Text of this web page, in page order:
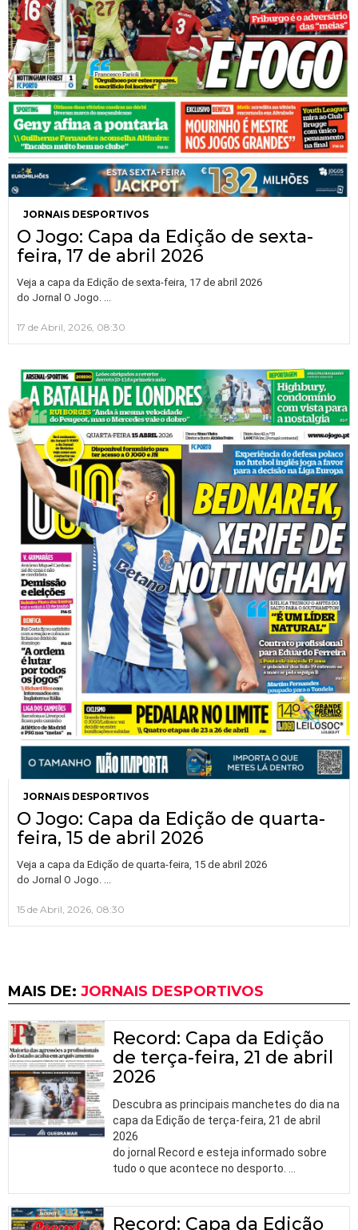
JORNAIS DESPORTIVOS
O Jogo: Capa da Edição de sexta-
feira, 17 de abril 2026
Veja a capa da Edição de sexta-feira, 17 de abril 2026
do Jornal O Jogo.
17 de Abril, 2026, 08:30
JORNAIS DESPORTIVOS
O Jogo: Capa da Edição de quarta-
feira, 15 de abril 2026
Veja a capa da Edição de quarta-feira, 15 de abril 2026
do Jornal O Jogo.
15 de Abril, 2026, 08:30
MAIS DE: JORNAIS DESPORTIVOS
Record: Capa da Edição
de terça-feira, 21 de abril
2026
Descubra as principais manchetes do dia na
capa da Edição de terça-feira, 21 de abril
2026
do jornal Record e esteja informado sobre
tudo o que acontece no desporto.
Record: Capa da Edição